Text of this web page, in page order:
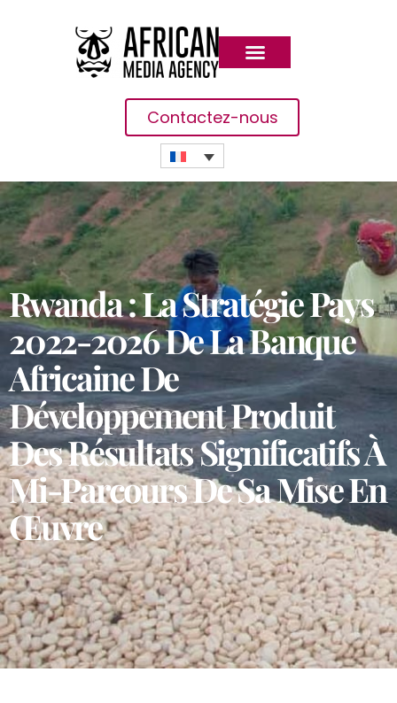
Contactez-nous
Rwanda : La Stratégie Pays
2022-2026 De La Banque
Africaine De
Développement Produit
Des Résultats Significatifs À
Mi-Parcours De Sa Mise En
Œuvre